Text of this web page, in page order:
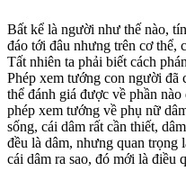
Bất kể là người như thế nào,
đáo tới đâu nhưng trên cơ thể,
Tất nhiên ta phải biết cách
Phép xem tướng con người đã
thể đánh giá được về phần
phép xem tướng về phụ nữ
sống, cái dâm rất cần thiết,
đều là dâm, nhưng quan trọng
cái dâm ra sao, đó mới là điều